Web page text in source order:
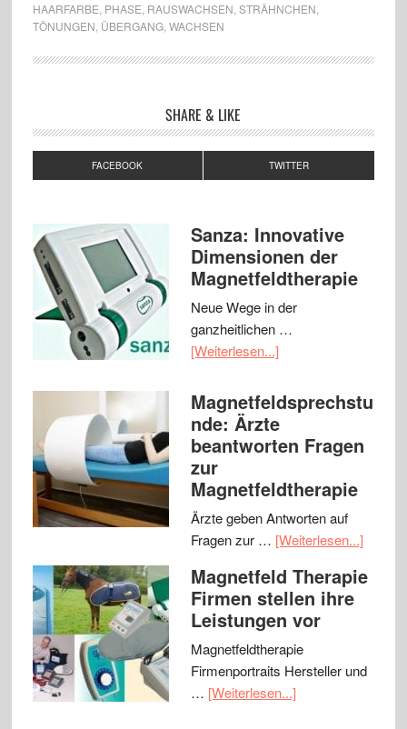
HAARFARBE PHASE RAUSWACHSEN STRÄHNCHEN
TÖNUNGEN ÜBERGANG, WACHSEN
SHARE & LIKE
FACEBOOK TWITTER
Sanza: Innovative
Dimensionen der
Magnetfeldtherapie
Neue Wege in der
ganzheitlichen …
[Weiterlesen...]
Magnetfeldsprechstu
nde: Ärzte
beantworten Fragen
zur
Magnetfeldtherapie
Ärzte geben Antworten auf
Fragen zur … [Weiterlesen...]
Magnetfeld Therapie
Firmen stellen ihre
Leistungen vor
Magnetfeldtherapie
Firmenportraits Hersteller und
… [Weiterlesen...]